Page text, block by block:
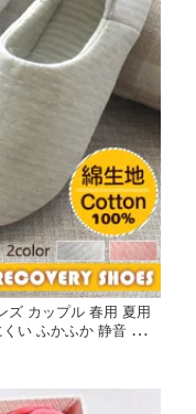
ズ カップル 春用 夏用
い ふかふか 静音 洗え
る